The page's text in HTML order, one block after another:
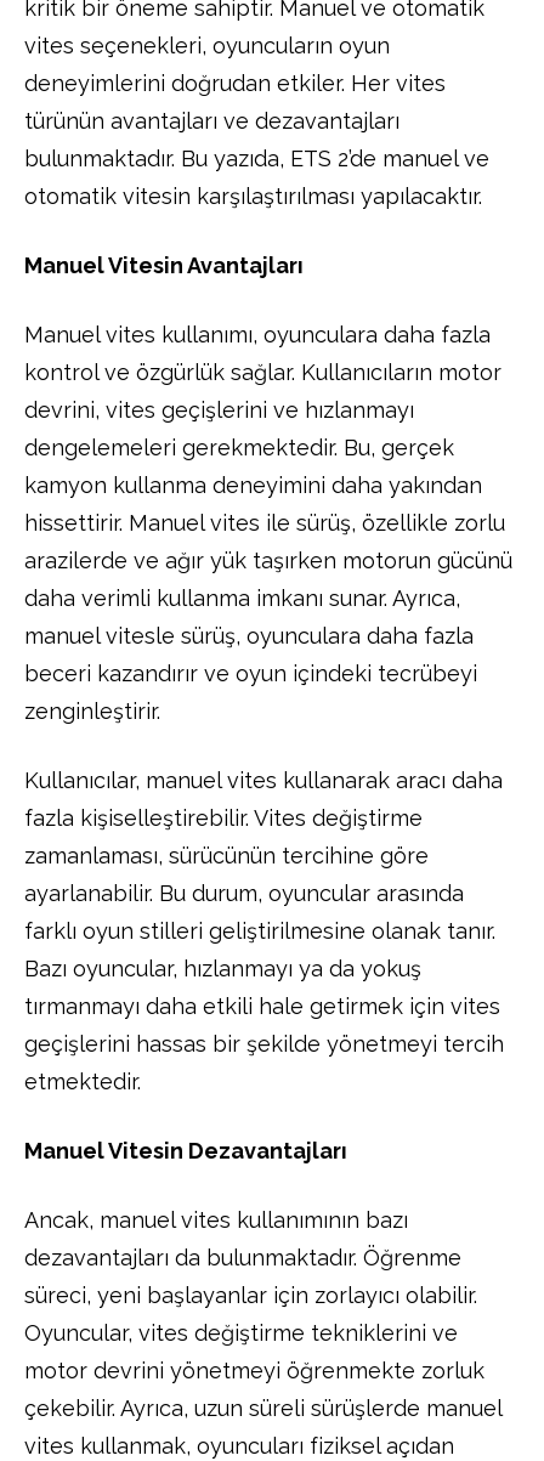
kritik bir öneme sahiptir. Manuel ve otomatik
vites seçenekleri, oyuncuların oyun
deneyimlerini doğrudan etkiler. Her vites
türünün avantajları ve dezavantajları
bulunmaktadır. Bu yazıda, ETS 2’de manuel ve
otomatik vitesin karşılaştırılması yapılacaktır.
Manuel Vitesin Avantajları
Manuel vites kullanımı, oyunculara daha fazla
kontrol ve özgürlük sağlar. Kullanıcıların motor
devrini, vites geçişlerini ve hızlanmayı
dengelemeleri gerekmektedir. Bu, gerçek
kamyon kullanma deneyimini daha yakından
hissettirir. Manuel vites ile sürüş, özellikle zorlu
arazilerde ve ağır yük taşırken motorun gücünü
daha verimli kullanma imkanı sunar. Ayrıca,
manuel vitesle sürüş, oyunculara daha fazla
beceri kazandırır ve oyun içindeki tecrübeyi
zenginleştirir.
Kullanıcılar, manuel vites kullanarak aracı daha
fazla kişiselleştirebilir. Vites değiştirme
zamanlaması, sürücünün tercihine göre
ayarlanabilir. Bu durum, oyuncular arasında
farklı oyun stilleri geliştirilmesine olanak tanır.
Bazı oyuncular, hızlanmayı ya da yokuş
tırmanmayı daha etkili hale getirmek için vites
geçişlerini hassas bir şekilde yönetmeyi tercih
etmektedir.
Manuel Vitesin Dezavantajları
Ancak, manuel vites kullanımının bazı
dezavantajları da bulunmaktadır. Öğrenme
süreci, yeni başlayanlar için zorlayıcı olabilir.
Oyuncular, vites değiştirme tekniklerini ve
motor devrini yönetmeyi öğrenmekte zorluk
çekebilir. Ayrıca, uzun süreli sürüşlerde manuel
vites kullanmak, oyuncuları fiziksel açıdan